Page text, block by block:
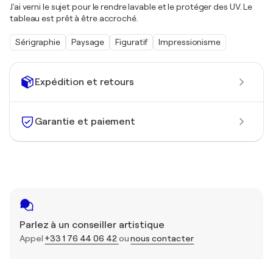
Expédition et retours
Garantie et paiement
Parlez à un conseiller artistique
Appel +33 1 76 44 06 42ounous contacter
J'ai verni le sujet pour le rendre lavable et le protéger des UV. Le
tableau est prêt à être accroché.
Sérigraphie Paysage Figuratif Impressionisme